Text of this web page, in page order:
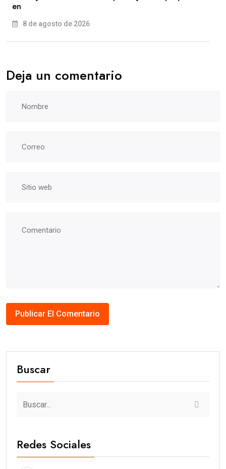
en
8 de agosto de 2026
Deja un comentario
Buscar
Redes Sociales